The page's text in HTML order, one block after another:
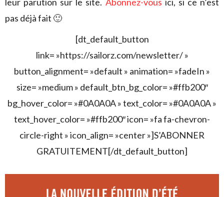
pas déjà fait 🙂
[dt_default_button
link= »https://sailorz.com/newsletter/ »
button_alignment= »default » animation= »fadeIn »
size= »medium » default_btn_bg_color= »#ffb200″
bg_hover_color= »#0A0A0A » text_color= »#0A0A0A »
text_hover_color= »#ffb200″ icon= »fa fa-chevron-
circle-right » icon_align= »center »]S’ABONNER
GRATUITEMENT[/dt_default_button]